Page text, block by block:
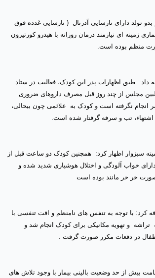
تولد دارای نارسایی آدرنال ( نارسایی غدده فوق
زمینه ای نیازمند درمان روزانه با هیدرو کورتیزون
منظم بوده است.
داد: طبق اظهارات پدر این کودک، فعالیت در ستاد
مجلس از چند روز قبل مصرف داروهای ضروری
نگرفته است و کودک به علائمی چون بیحالی،
تب و سرفه گرفتار شده است.
سبزوار اظهار کرد: همچنین کودک دو ساعت قبل از
خواب آلودگی و اختلال هوشیاری شدید شده و
خر خر مانند بوده است
کرد: با توجه به تنفس های نامنظم و افت تنفسی با
تراشه و تهویه مکانیکی برای کودک انجام شد و
بیش از حد وضعیت بالینی بیمار با وجود تلاش های